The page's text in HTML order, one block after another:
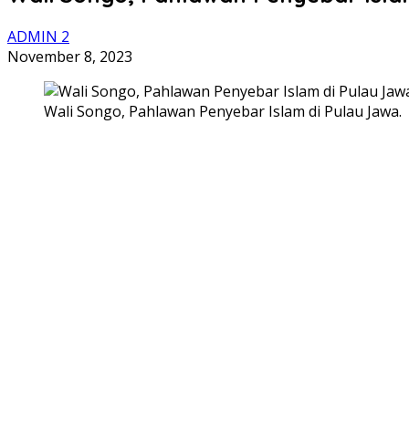
ADMIN 2
November 8, 2023
Wali Songo, Pahlawan Penyebar Islam di Pulau Jawa.